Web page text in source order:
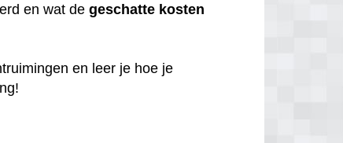
en wat degeschatte kosten
en leer je hoe je